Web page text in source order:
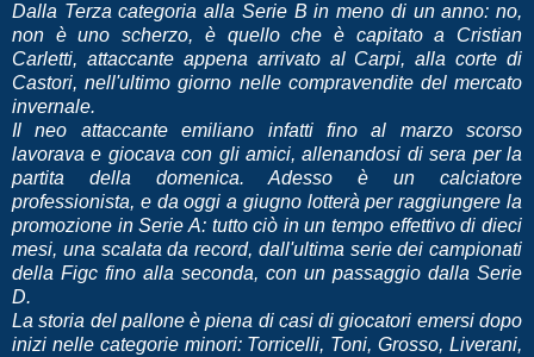
Dalla Terza categoria alla Serie B in meno di un anno: no,
non è uno scherzo, è quello che è capitato a Cristian
Carletti, attaccante appena arrivato al Carpi, alla corte di
Castori, nell'ultimo giorno nelle compravendite del mercato
invernale.
Il neo attaccante emiliano infatti fino al marzo scorso
lavorava e giocava con gli amici, allenandosi di sera per la
partita della domenica. Adesso è un calciatore
professionista, e da oggi a giugno lotterà per raggiungere la
promozione in Serie A: tutto ciò in un tempo effettivo di dieci
mesi, una scalata da record, dall'ultima serie dei campionati
della Figc fino alla seconda, con un passaggio dalla Serie
D.
La storia del pallone è piena di casi di giocatori emersi dopo
inizi nelle categorie minori: Torricelli, Toni, Grosso, Liverani,